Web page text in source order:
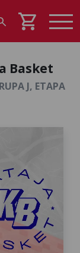
shopping_cart
Basket
J, ETAPA